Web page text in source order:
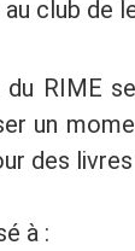
club de
du RIME
un
des
à :